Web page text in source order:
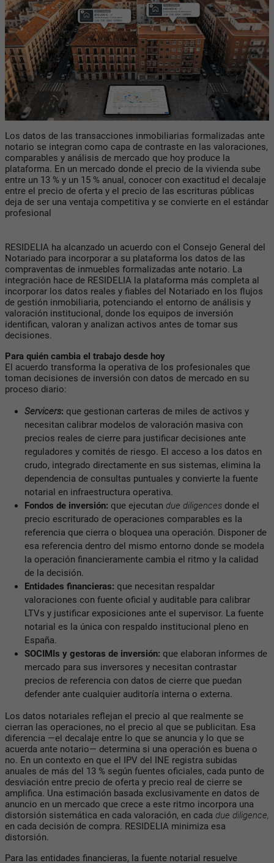
Los datos de las transacciones inmobiliarias formalizadas ante
notario se integran como capa de contraste en las valoraciones,
comparables y análisis de mercado que hoy produce la
plataforma. En un mercado donde el precio de la vivienda sube
entre un 13 % y un 15 % anual, conocer con exactitud el decalaje
entre el precio de oferta y el precio de las escrituras públicas
deja de ser una ventaja competitiva y se convierte en el estándar
profesional
RESIDELIA ha alcanzado un acuerdo con el Consejo General del
Notariado para incorporar a su plataforma los datos de las
compraventas de inmuebles formalizadas ante notario. La
integración hace de RESIDELIA la plataforma más completa al
incorporar los datos reales y fiables del Notariado en los flujos
de gestión inmobiliaria, potenciando el entorno de análisis y
valoración institucional, donde los equipos de inversión
identifican, valoran y analizan activos antes de tomar sus
decisiones.
Para quién cambia el trabajo desde hoy
El acuerdo transforma la operativa de los profesionales que
toman decisiones de inversión con datos de mercado en su
proceso diario:
Servicers: que gestionan carteras de miles de activos y
necesitan calibrar modelos de valoración masiva con
precios reales de cierre para justificar decisiones ante
reguladores y comités de riesgo. El acceso a los datos en
crudo, integrado directamente en sus sistemas, elimina la
dependencia de consultas puntuales y convierte la fuente
notarial en infraestructura operativa.
Fondos de inversión: que ejecutan due diligences donde el
precio escriturado de operaciones comparables es la
referencia que cierra o bloquea una operación. Disponer de
esa referencia dentro del mismo entorno donde se modela
la operación financieramente cambia el ritmo y la calidad
de la decisión.
Entidades financieras: que necesitan respaldar
valoraciones con fuente oficial y auditable para calibrar
LTVs y justificar exposiciones ante el supervisor. La fuente
notarial es la única con respaldo institucional pleno en
España.
SOCIMIs y gestoras de inversión: que elaboran informes de
mercado para sus inversores y necesitan contrastar
precios de referencia con datos de cierre que puedan
defender ante cualquier auditoría interna o externa.
Los datos notariales reflejan el precio al que realmente se
cierran las operaciones, no el precio al que se publicitan. Esa
diferencia —el decalaje entre lo que se anuncia y lo que se
acuerda ante notario— determina si una operación es buena o
no. En un contexto en que el IPV del INE registra subidas
anuales de más del 13 % según fuentes oficiales, cada punto de
desviación entre precio de oferta y precio real de cierre se
amplifica. Una estimación basada exclusivamente en datos de
anuncio en un mercado que crece a este ritmo incorpora una
distorsión sistemática en cada valoración, en cada due diligence,
en cada decisión de compra. RESIDELIA minimiza esa
distorsión.
Para las entidades financieras, la fuente notarial resuelve